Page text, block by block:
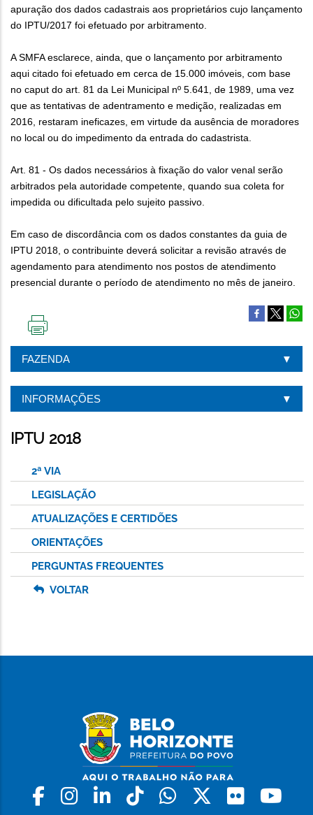
apuração dos dados cadastrais aos proprietários cujo lançamento
do IPTU/2017 foi efetuado por arbitramento.
A SMFA esclarece, ainda, que o lançamento por arbitramento
aqui citado foi efetuado em cerca de 15.000 imóveis, com base
no caput do art. 81 da Lei Municipal nº 5.641, de 1989, uma vez
que as tentativas de adentramento e medição, realizadas em
2016, restaram ineficazes, em virtude da ausência de moradores
no local ou do impedimento da entrada do cadastrista.
Art. 81 - Os dados necessários à fixação do valor venal serão
arbitrados pela autoridade competente, quando sua coleta for
impedida ou dificultada pelo sujeito passivo.
Em caso de discordância com os dados constantes da guia de
IPTU 2018, o contribuinte deverá solicitar a revisão através de
agendamento para atendimento nos postos de atendimento
presencial durante o período de atendimento no mês de janeiro.
PÁGINA
FAZENDA
INFORMAÇÕES
IPTU 2018
2ª VIA
LEGISLAÇÃO
ATUALIZAÇÕES E CERTIDÕES
ORIENTAÇÕES
PERGUNTAS FREQUENTES
VOLTAR
Facebook
Instagram
LinkedinTiktokWhatsapp
X Flickr